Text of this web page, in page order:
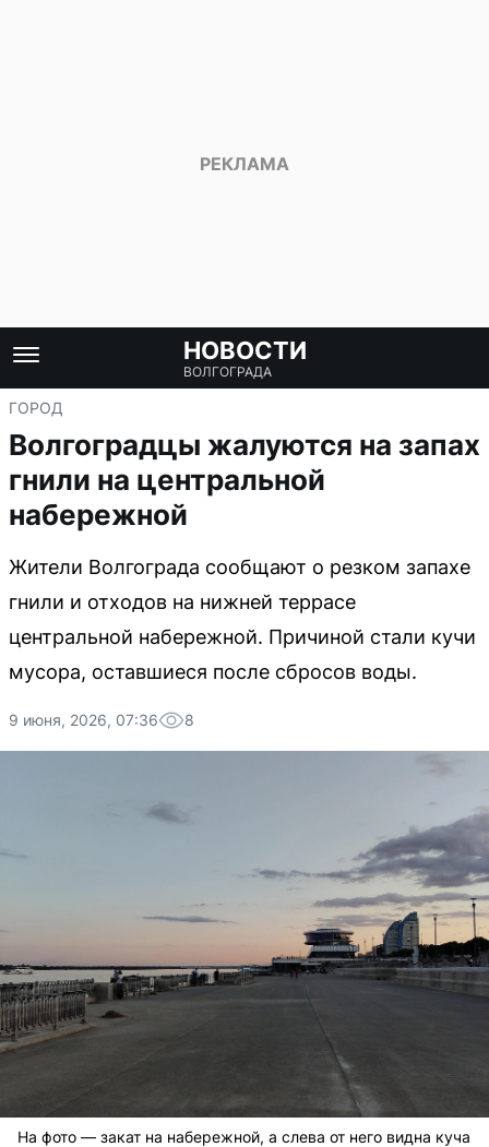
НОВОСТИ
ВОЛГОГРАДА
ГОРОД
Волгоградцы жалуются на запах
гнили на центральной
набережной
Жители Волгограда сообщают о резком запахе
гнили и отходов на нижней террасе
центральной набережной. Причиной стали кучи
мусора, оставшиеся после сбросов воды.
9 июня, 2026, 07:36 8
На фото — закат на набережной, а слева от него видна куча